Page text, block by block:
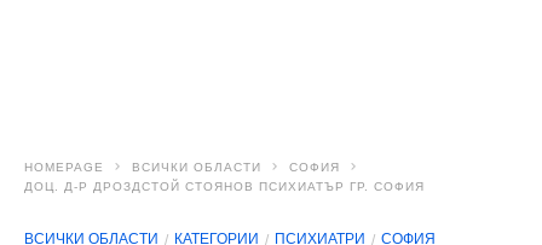
HOMEPAGE ВСИЧКИ ОБЛАСТИ
СОФИЯ
ДОЦ. Д-Р ДРОЗДСТОЙ СТОЯНОВ ПСИХИАТЪР ГР. СОФИЯ
ВСИЧКИ ОБЛАСТИ КАТЕГОРИИ ПСИХИАТРИ СОФИЯ